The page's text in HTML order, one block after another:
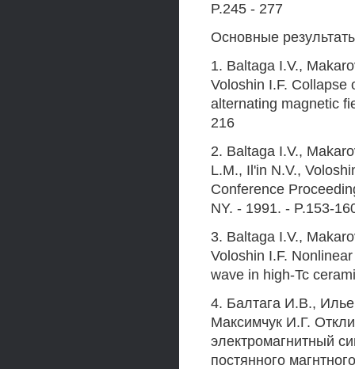
P.245 - 277
Основные
1. Baltaga I.V.,
Voloshin I.F. Collapse
alternating magnetic
216
2. Baltaga I.V.,
L.M., Il'in N.V.,
Conference
NY. - 1991. - P.153-
3. Baltaga I.V.,
Voloshin I.F.
wave in high-Tc
4. Балтага И.В.,
Максимчук И.Г.
электромагнитный
постянного